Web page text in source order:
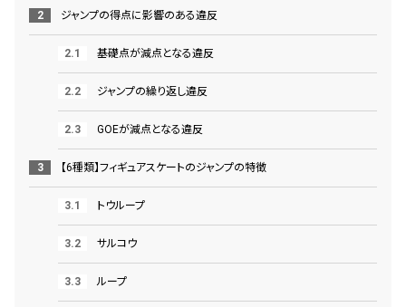
ジャンプの得点に影響のある違反
基礎点が減点となる違反
ジャンプの繰り返し違反
GOEが減点となる違反
【6種類】フィギュアスケートのジャンプの特徴
トウループ
サルコウ
ループ